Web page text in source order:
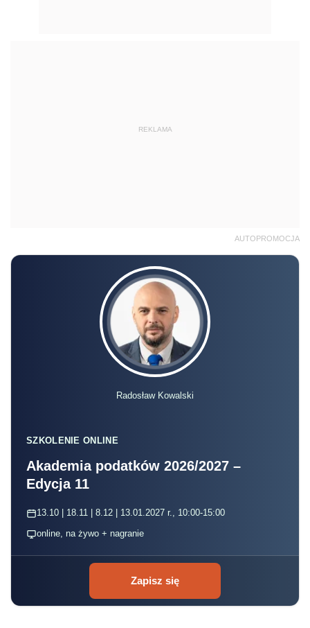
REKLAMA
AUTOPROMOCJA
Radosław Kowalski
SZKOLENIE ONLINE
Akademia podatków 2026/2027 –
Edycja 11
13.10 | 18.11 | 8.12 | 13.01.2027 r., 10:00-15:00
online, na żywo + nagranie
Zapisz się